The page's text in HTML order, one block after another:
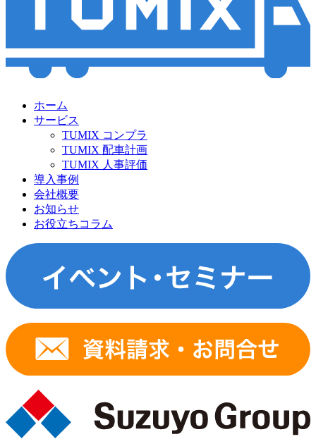
ホーム
サービス
TUMIX コンプラ
TUMIX 配車計画
TUMIX 人事評価
導入事例
会社概要
お知らせ
お役立ちコラム